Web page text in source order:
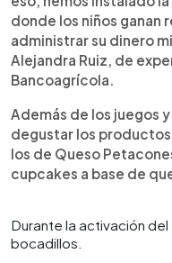
donde los niños ganan
administrar su dinero
Alejandra Ruiz, de
Bancoagrícola.
Además de los juegos
degustar los
los de Queso
cupcakes a base de
Durante la activación
bocadillos.